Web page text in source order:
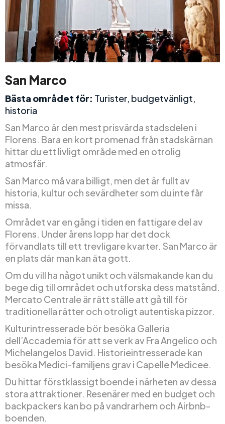
San Marco
Bästa området för: Turister, budgetvänligt,
historia
San Marco är den mest prisvärda stadsdelen i
Florens. Bara en kort promenad från stadskärnan
hittar du ett livligt område med en otrolig
atmosfär.
San Marco må vara billigt, men det är fullt av
historia, kultur och sevärdheter som du inte får
missa.
Området var en gång i tiden en fattigare del av
Florens. Under årens lopp har det dock
förvandlats till ett trevligare kvarter. San Marco är
en plats där man kan äta gott.
Om du vill ha något unikt och välsmakande kan du
bege dig till området och utforska dess matstånd.
Mercato Centrale är rätt ställe att gå till för
traditionella rätter och otroligt autentiska pizzor.
Kulturintresserade bör besöka Galleria
dell’Accademia för att se verk av Fra Angelico och
Michelangelos David. Historieintresserade kan
besöka Medici-familjens grav i Capelle Medicee.
Du hittar förstklassigt boende i närheten av dessa
stora attraktioner. Resenärer med en budget och
backpackers kan bo på vandrarhem och Airbnb-
boenden.